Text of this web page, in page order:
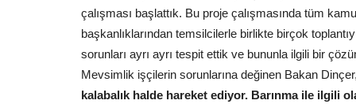
çalışması başlattık. Bu proje çalışmasında tüm
başkanlıklarından temsilcilerle birlikte birçok
sorunları ayrı ayrı tespit ettik ve bununla ilgili bir
Mevsimlik işçilerin sorunlarına değinen Bakan
kalabalık halde hareket ediyor. Barınma ile ilgili